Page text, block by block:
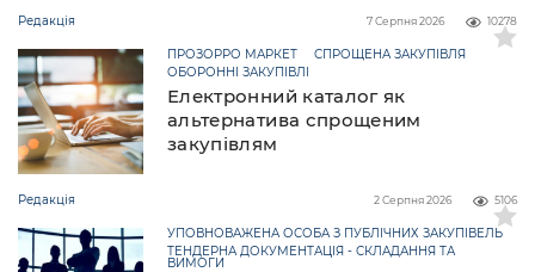
Редакція 10278
7 Серпня 2026
Електронний каталог як
альтернатива спрощеним
закупівлям
ПРОЗОРРО МАРКЕТ
СПРОЩЕНА ЗАКУПІВЛЯ
ОБОРОННІ ЗАКУПІВЛІ
Редакція 5106
2 Серпня 2026
УПОВНОВАЖЕНА ОСОБА З ПУБЛІЧНИХ ЗАКУПІВЕЛЬ
ТЕНДЕРНА ДОКУМЕНТАЦІЯ - СКЛАДАННЯ ТА
ВИМОГИ